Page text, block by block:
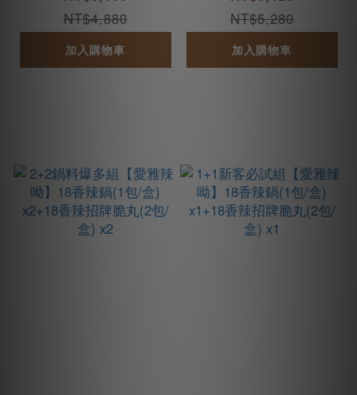
丸(2包/盒) x4
NT$4,880
加入購物車
丸(2包/盒) x3
NT$5,280
加入購物車